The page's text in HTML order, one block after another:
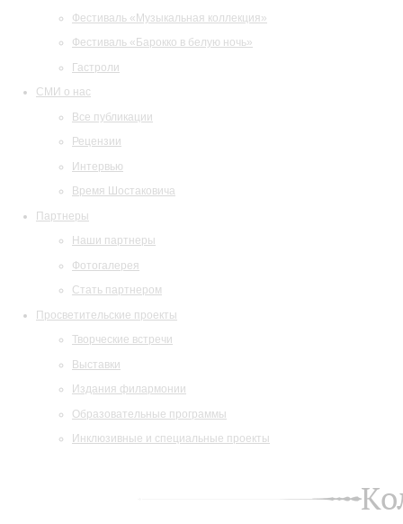
Фестиваль «Музыкальная коллекция»
Фестиваль «Барокко в белую ночь»
Гастроли
СМИ о нас
Все публикации
Рецензии
Интервью
Время Шостаковича
Партнеры
Наши партнеры
Фотогалерея
Стать партнером
Просветительские проекты
Творческие встречи
Выставки
Издания филармонии
Образовательные программы
Инклюзивные и специальные проекты